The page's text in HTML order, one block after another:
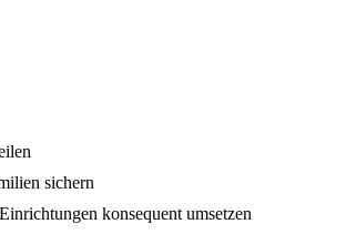
sichern
konsequent umsetzen